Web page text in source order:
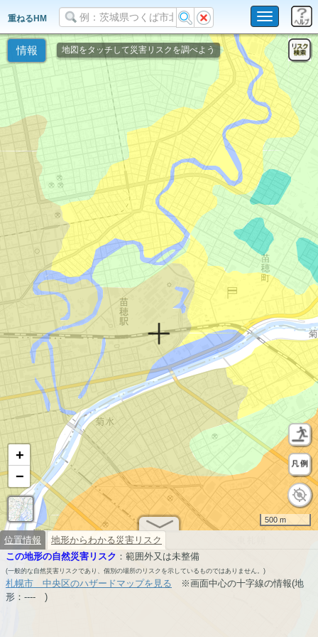
Toggle
navigation
重ねるHM
情報
+
−
500 m
地図をタッチして災害リスクを調べよう
位置情報
地形からわかる災害リスク
この地形の自然災害リスク ： 範囲外又は未整備
(一般的な自然災害リスクであり、個別の場所のリスクを示しているものではありません。)
札幌市 中央区のハザードマップを見る
※画面中心の十字線の情報(地
形： ---- )